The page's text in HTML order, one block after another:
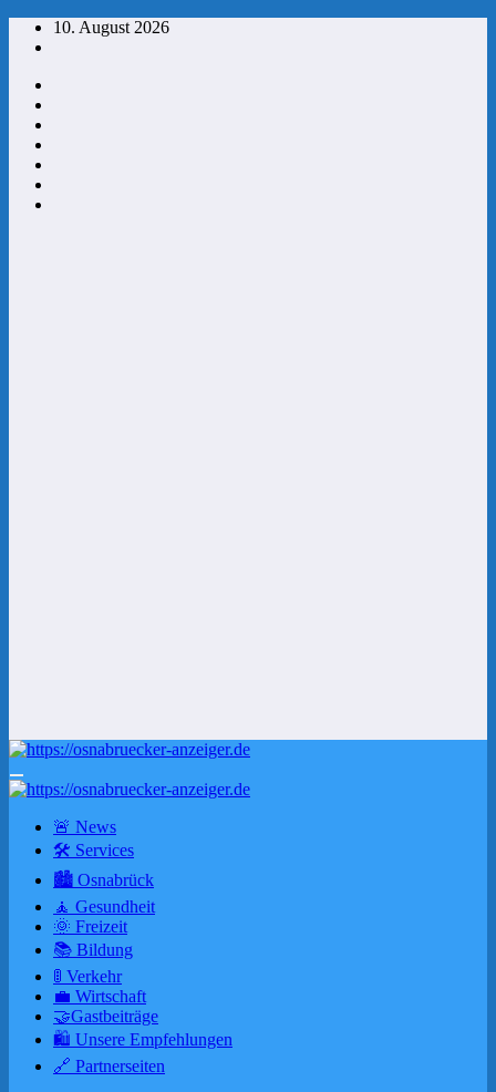
Zum
Inhalt
10. August 2026
🚨 News
🛠 Services
🏙️ Osnabrück
🧘 Gesundheit
🌞 Freizeit
📚 Bildung
🚦 Verkehr
💼 Wirtschaft
🤝Gastbeiträge
🛍️ Unsere Empfehlungen
🔗 Partnerseiten